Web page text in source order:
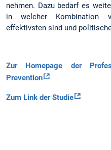
nehmen. Dazu bedarf es
in welcher Kombination
effektivsten sind und
Zur Homepage der
Prevention
Zum Link der Studie